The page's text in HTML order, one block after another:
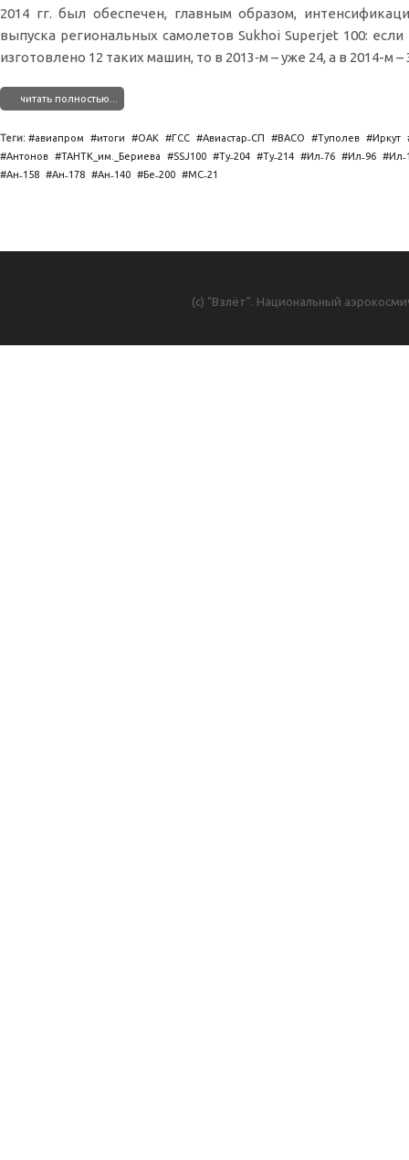
2014 гг. был обеспечен, главным образом,
выпуска региональных самолетов Sukhoi Superjet 100: если
изготовлено 12 таких машин, то в 2013‑м – уже 24, а в 2014-м –
читать полностью...
Теги: авиапром итоги ОАК ГСС Авиастар˗СП ВАСО Туполев
Иркут
Антонов
ТАНТК_им._Бериева SSJ100 Ту˗204 Ту˗214 Ил˗76 Ил˗96
Ан˗158
Ан˗178 Ан˗140 Бе˗200 МС˗21
(с) "Взлёт". Национальный